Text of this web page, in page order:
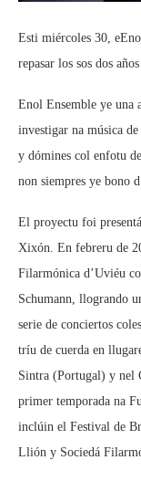
Esti miércoles 30,
repasar los sos dos
Enol Ensemble ye una
investigar na música
y dómines col enfotu
non siempres ye bono
El proyectu foi
Xixón. En febreru de
Filarmónica d’Uviéu
Schumann, llogrando
serie de conciertos
tríu de cuerda en
Sintra (Portugal) y nel
primer temporada na
inclúin el Festival de
Llión y Sociedá